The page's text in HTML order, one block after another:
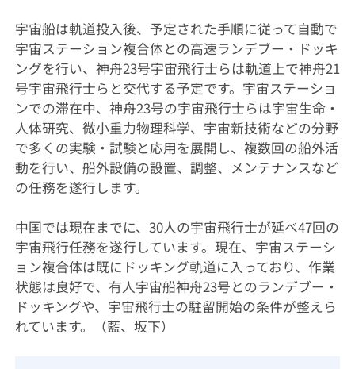
宇宙船は軌道投入後、予定された手順に従って自動で
宇宙ステーション複合体との高速ランデブー・ドッキ
ングを行い、神舟23号宇宙飛行士らは軌道上で神舟21
号宇宙飛行士らと交代する予定です。宇宙ステーショ
ンでの滞在中、神舟23号の宇宙飛行士らは宇宙生命・
人体研究、微小重力物理科学、宇宙新技術などの分野
で多くの実験・試験と応用を展開し、複数回の船外活
動を行い、船外設備の設置、調整、メンテナンスなど
の任務を遂行します。
中国では現在までに、30人の宇宙飛行士が延べ47回の
宇宙飛行任務を遂行しています。現在、宇宙ステーシ
ョン複合体は既にドッキング軌道に入っており、作業
状態は良好で、有人宇宙船神舟23号とのランデブー・
ドッキングや、宇宙飛行士の駐留開始の条件が整えら
れています。（藍、坂下）